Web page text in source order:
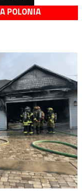
POLONIA